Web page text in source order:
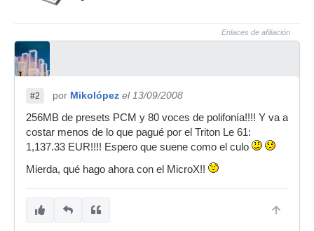
Enlaces de afiliación
#2 por Mikolópez el 13/09/2008
256MB de presets PCM y 80 voces de polifonía!!!! Y va a
costar menos de lo que pagué por el Triton Le 61:
1,137.33 EUR!!!! Espero que suene como el culo
Mierda, qué hago ahora con el MicroX!!